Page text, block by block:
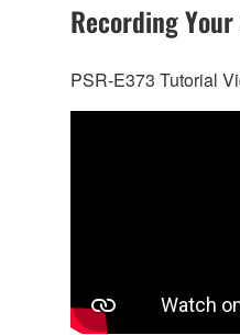
Recording
PSR-E373 Tutorial